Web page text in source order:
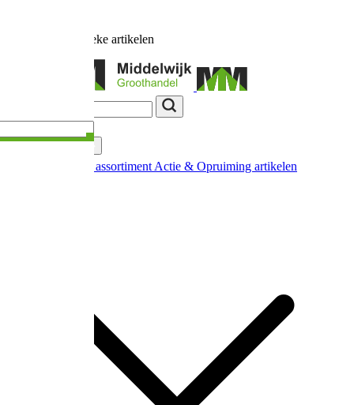
unieke artikelen
Nieuw in ons assortiment Actie & Opruiming artikelen